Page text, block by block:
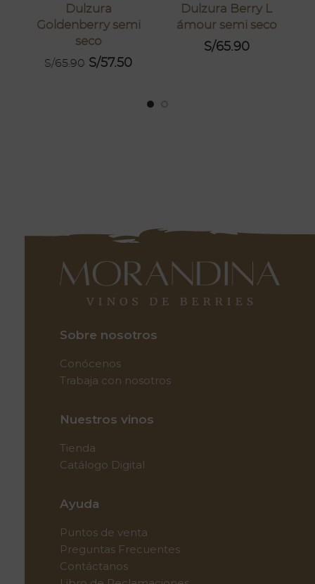
Dulzura
Goldenberry semi
seco
S/65.90 S/57.50
Dulzura Berry L
´amour semi seco
S/65.90
Sobre nosotros
Conócenos
Trabaja con nosotros
Nuestros vinos
Tienda
Catálogo Digital
Ayuda
Puntos de venta
Preguntas Frecuentes
Contáctanos